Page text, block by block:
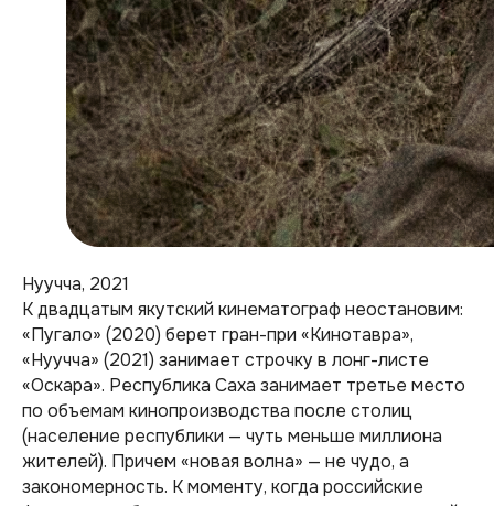
Нуучча, 2021
К двадцатым якутский кинематограф неостановим:
«Пугало» (2020) берет гран-при «Кинотавра»,
«Нуучча» (2021) занимает строчку в лонг-листе
«Оскара». Республика Саха занимает третье место
по объемам кинопроизводства после столиц
(население республики — чуть меньше миллиона
жителей). Причем «новая волна» — не чудо, а
закономерность. К моменту, когда российские